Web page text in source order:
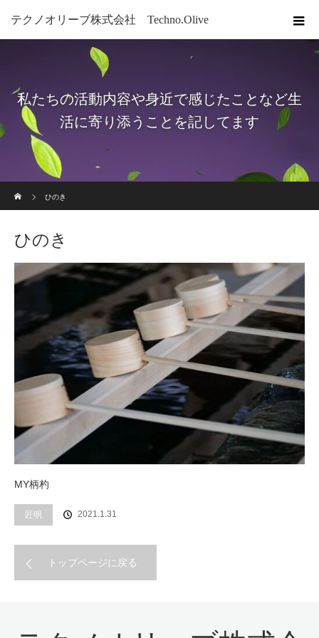
テクノオリーブ株式会社 Techno.Olive
私たちの活動内容や身近で感じたことなど生
活に寄り添うことを記してます
ひのき
ひのき
MY柄杓
匠明 2021.1.31
トップページに戻る